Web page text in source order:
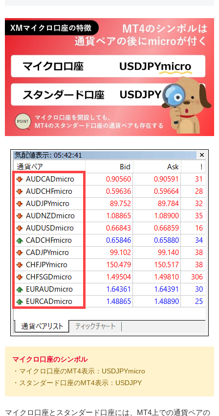
マイクロ口座のシンボル
・マイクロ口座のMT4表示：USDJPYmicro
・スタンダード口座のMT4表示：USDJPY
マイクロ口座とスタンダード口座には、MT4上での通貨ペアの